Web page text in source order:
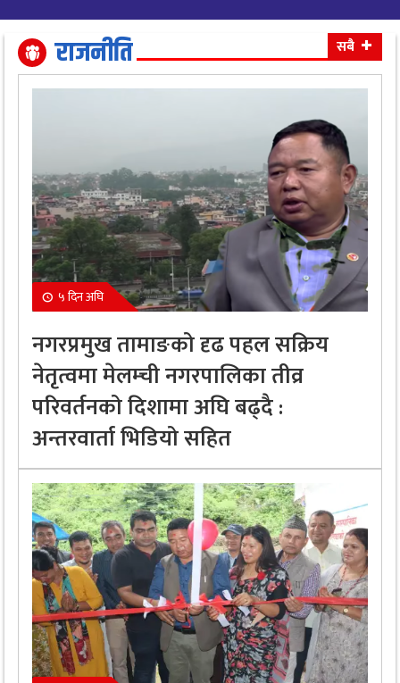
धैर्यले सफलता मिल्नेछ
११ महिना अघि
राजनीति सबै
५ दिन अघि
नगरप्रमुख तामाङको दृढ पहल सक्रिय
नेतृत्वमा मेलम्ची नगरपालिका तीव्र
परिवर्तनको दिशामा अघि बढ्दै :
अन्तरवार्ता भिडियो सहित